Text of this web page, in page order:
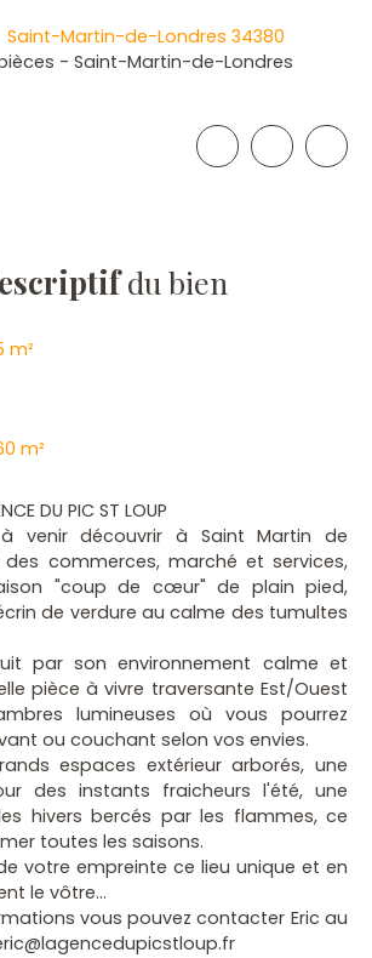
Saint-Martin-de-Londres 34380
- Saint-Martin-de-Londres
du bien
m²
m²
DU PIC ST LOUP
venir découvrir à Saint Martin de
des commerces, marché et services,
"coup de cœur" de plain pied,
de verdure au calme des tumultes
par son environnement calme et
pièce à vivre traversante Est/Ouest
lumineuses où vous pourrez
ou couchant selon vos envies.
espaces extérieur arborés, une
des instants fraicheurs l'été, une
hivers bercés par les flammes, ce
toutes les saisons.
votre empreinte ce lieu unique et en
le vôtre...
vous pouvez contacter Eric au